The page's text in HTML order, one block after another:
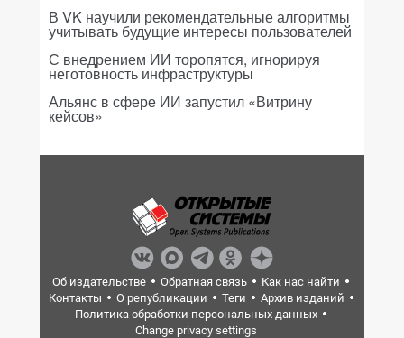
В VK научили рекомендательные алгоритмы
учитывать будущие интересы пользователей
С внедрением ИИ торопятся, игнорируя
неготовность инфраструктуры
Альянс в сфере ИИ запустил «Витрину
кейсов»
Об издательстве Обратная связь
Как нас найти
Контакты
О републикации Теги
Архив изданий
Политика обработки персональных данных
Change privacy settings